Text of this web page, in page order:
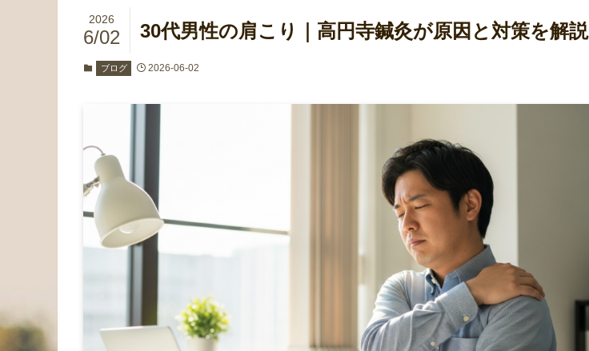
30代男性の肩こり｜高円寺鍼灸が原因と対策を解説
2026
6/02
ブログ 2026-06-02